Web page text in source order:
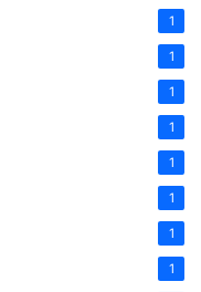
1
1
1
1
1
1
1
1